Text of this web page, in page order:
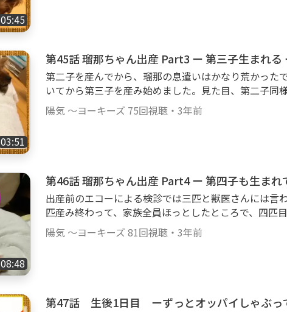
05:45
03:51
第45話 瑠那ちゃん出産 Part3 ー 第三子生ま
第二子を産んでから、瑠那の息遣いはかなり荒かった
いてから第三子を産み始めました。見た目、第二子同
が、体重は136gと意外に軽かったです。 やはり、自分
を噛み切ることはできず、デカ兄ちゃんの補助を受け
無事生まれました。 ＃ヨーキー ＃自宅で出産 ＃初産 ＃ヨークシャ
テリア出産 ＃ヨーキー赤ちゃん
陽気 ～ヨーキーズ 75回視聴 ・ 3年前
08:48
第46話 瑠那ちゃん出産 Part4 ー 第四
出産前のエコーによる検診では三匹と獣医さんには言
匹産み終わって、家族全員ほっとしたところで、四匹
て来ました。 顔を出したのは”ポコっと”でしたが、な
ず苦労しました。 隆之亮は赤ちゃんの姿を見たがって
陽気 ～ヨーキーズ 81回視聴 ・ 3年前
第47話 生後1日目 ーずっとオッパイしゃぶっ